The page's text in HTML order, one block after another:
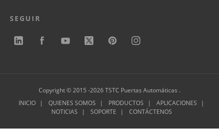
SEGUIR
Copyright © 2015 -2026 TSTC Puertas Automáticas .
INICIO
QUIENES SOMOS PRODUCTOS
APLICACIONES
NOTICIAS
SOPORTE CONTÁCTENOS